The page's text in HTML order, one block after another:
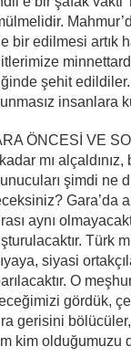
bir edilmesi artık
şehit
insanlara
ÖNCESİ VE
mı
şimdi ne
Gara’da
aynı
Türk
siyasi
O
gördük,
gerisini
kim olduğumuzu